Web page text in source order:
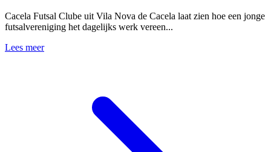
Cacela Futsal Clube uit Vila Nova de Cacela laat zien hoe een jonge
futsalvereniging het dagelijks werk vereen...
Lees meer